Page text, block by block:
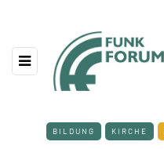
BILDUNG KIRCHE